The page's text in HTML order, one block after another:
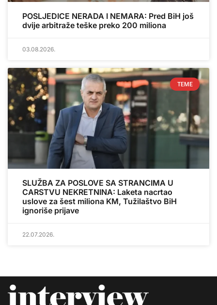
POSLJEDICE NERADA I NEMARA: Pred BiH još
dvije arbitraže teške preko 200 miliona
03.08.2026.
TEME
SLUŽBA ZA POSLOVE SA STRANCIMA U
CARSTVU NEKRETNINA: Laketa nacrtao
uslove za šest miliona KM, Tužilaštvo BiH
ignoriše prijave
22.07.2026.